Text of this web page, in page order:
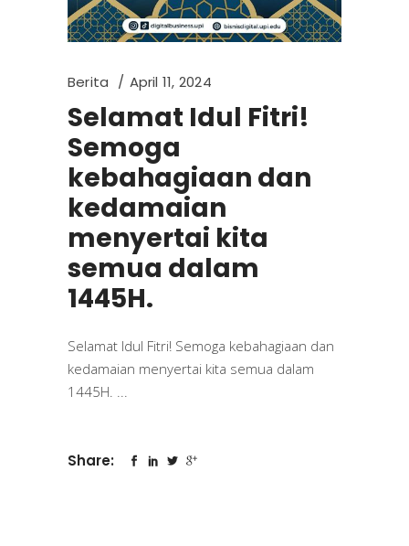
Berita April 11, 2024
Selamat Idul Fitri!
Semoga
kebahagiaan dan
kedamaian
menyertai kita
semua dalam
1445H.
Selamat Idul Fitri! Semoga kebahagiaan dan
kedamaian menyertai kita semua dalam
1445H.
Share: